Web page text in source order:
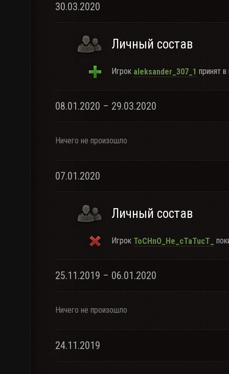
30.03.2020
Личный состав
Игрок aleksander_307_1 принят в
08.01.2020 – 29.03.2020
Ничего не произошло
07.01.2020
Личный состав
Игрок ToCHnO_He_cTaTucT_
25.11.2019 – 06.01.2020
Ничего не произошло
24.11.2019